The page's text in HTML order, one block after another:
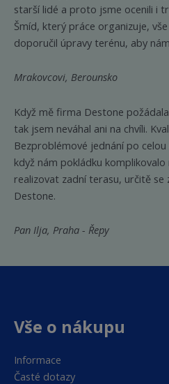
starší lidé a proto jsme ocenili i
Šmíd, který práce organizuje,
doporučil úpravy terénu, aby
Mrakovcovi, Berounsko
Když mě firma Destone
tak jsem neváhal ani na chvíli.
Bezproblémové jednání po
když nám pokládku
realizovat zadní terasu, určitě
Destone.
Pan Ilja, Praha - Řepy
Vše o nákupu
Informace
Časté dotazy